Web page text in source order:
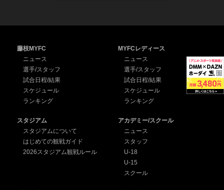
藤枝MYFC
ニュース
選手/スタッフ
試合日程/結果
スケジュール
ランキング
MYFCレディース
ニュース
選手/スタッフ
試合日程/結果
スケジュール
ランキング
スタジアム
スタジアムについて
はじめての観戦ガイド
2026スタジアム観戦ルール
アカデミー/スクール
ニュース
スタッフ
U-18
U-15
スクール